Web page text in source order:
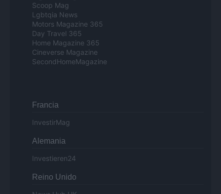
Scoop Mag
Lgbtqia News
Motors Magazine 365
Day Travel 365
Home Magazine 365
Cineverse Magazine
SecondHomeMagazine
Francia
InvestirMag
Alemania
Investieren24
Reino Unido